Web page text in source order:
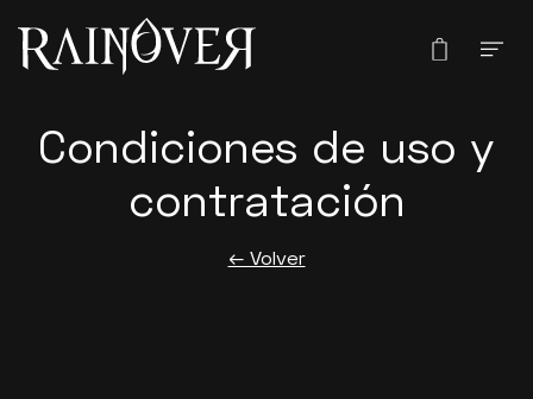
Condiciones de uso y
contratación
← Volver